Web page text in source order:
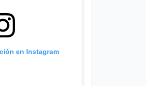
en Instagram